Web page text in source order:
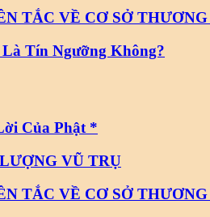
TẮC VỀ CƠ SỞ
Tín Ngưỡng Không?
Của Phật *
VŨ TRỤ
TẮC VỀ CƠ SỞ